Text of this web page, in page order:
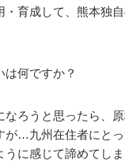
育成して、熊本独
は何ですか？
なろうと思ったら、
…九州在住者にと
に感じて諦めてし